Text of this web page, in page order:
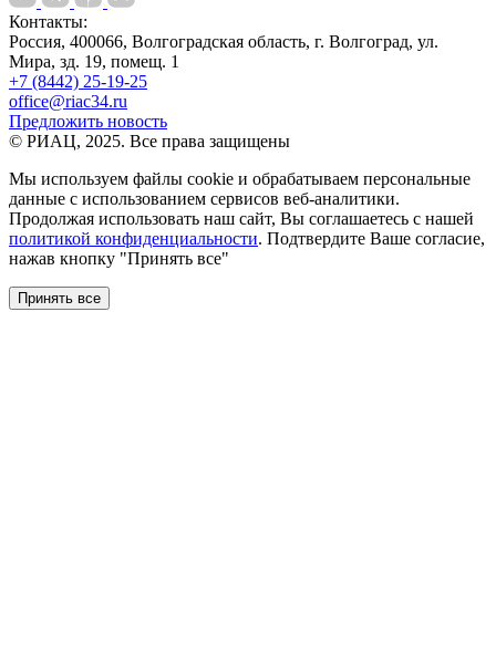
Контакты:
Россия, 400066, Волгоградская область, г. Волгоград, ул.
Мира, зд. 19, помещ. 1
+7 (8442) 25-19-25
office@riac34.ru
Предложить новость
© РИАЦ, 2025. Все права защищены
Мы используем файлы сookie и обрабатываем персональные
данные с использованием сервисов веб-аналитики.
Продолжая использовать наш сайт, Вы соглашаетесь с нашей
политикой конфиденциальности. Подтвердите Ваше согласие,
нажав кнопку "Принять все"
Принять все